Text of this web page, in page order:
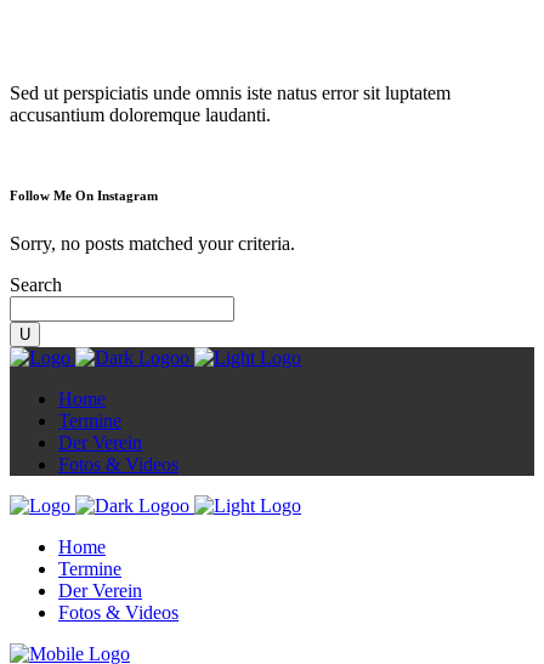
Sed ut perspiciatis unde omnis iste natus error sit luptatem
accusantium doloremque laudanti.
Follow Me On Instagram
Sorry, no posts matched your criteria.
Search
Home
Termine
Der Verein
Fotos & Videos
Home
Termine
Der Verein
Fotos & Videos